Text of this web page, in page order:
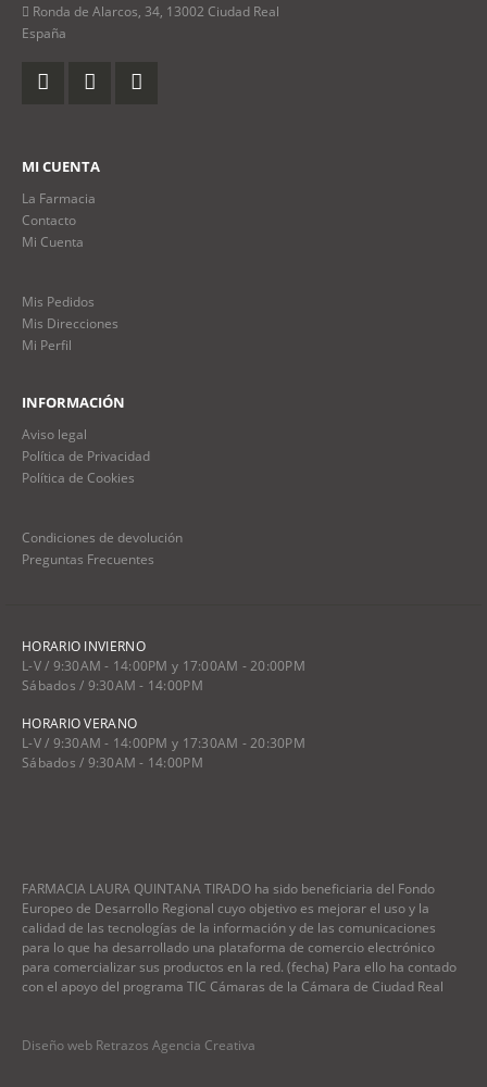
Ronda de Alarcos, 34, 13002 Ciudad Real
España
MI CUENTA
La Farmacia
Contacto
Mi Cuenta
Mis Pedidos
Mis Direcciones
Mi Perfil
INFORMACIÓN
Aviso legal
Política de Privacidad
Política de Cookies
Condiciones de devolución
Preguntas Frecuentes
HORARIO INVIERNO
L-V / 9:30AM - 14:00PM y 17:00AM - 20:00PM
Sábados / 9:30AM - 14:00PM
HORARIO VERANO
L-V / 9:30AM - 14:00PM y 17:30AM - 20:30PM
Sábados / 9:30AM - 14:00PM
FARMACIA LAURA QUINTANA TIRADO ha sido beneficiaria del Fondo
Europeo de Desarrollo Regional cuyo objetivo es mejorar el uso y la
calidad de las tecnologías de la información y de las comunicaciones
para lo que ha desarrollado una plataforma de comercio electrónico
para comercializar sus productos en la red. (fecha) Para ello ha contado
con el apoyo del programa TIC Cámaras de la Cámara de Ciudad Real
Diseño web Retrazos Agencia Creativa